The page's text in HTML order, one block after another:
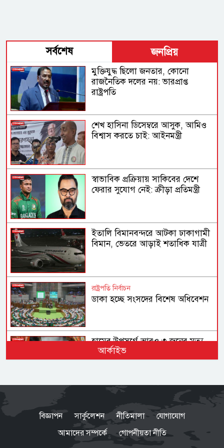
সর্বশেষ জনপ্রিয়
মুক্তিযুদ্ধ ছিলো জনতার, কোনো
রাজনৈতিক দলের নয়: ভারপ্রাপ্ত
রাষ্ট্রপতি
শেখ হাসিনা ডিসেম্বরে আসুক, আমিও
বিশ্বাস করতে চাই: আইনমন্ত্রী
স্বাভাবিক প্রক্রিয়ায় সাকিবের দেশে
ফেরার সুযোগ নেই: ক্রীড়া প্রতিমন্ত্রী
ইতালি বিমানবন্দরে আটকা ঢাকাগামী
বিমান, ভেতরে আড়াই শতাধিক যাত্রী
রাষ্ট্রপতি নির্বাচন
ডাকা হচ্ছে সংসদের বিশেষ অধিবেশন
হামের উপসর্গে আরও ৩ জনের মৃত্যু,
আক্রান্ত ১ হাজার ২১৮
না: স্বরাষ্ট্রমন্ত্রী
আর্কাইভ
বিজ্ঞাপন সার্কুলেশন নীতিমালা
যোগাযোগ
আমাদের সম্পর্কে
গোপনীয়তা নীতি